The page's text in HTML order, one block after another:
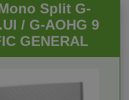
Split G-
/ G-AOHG 9
GENERAL